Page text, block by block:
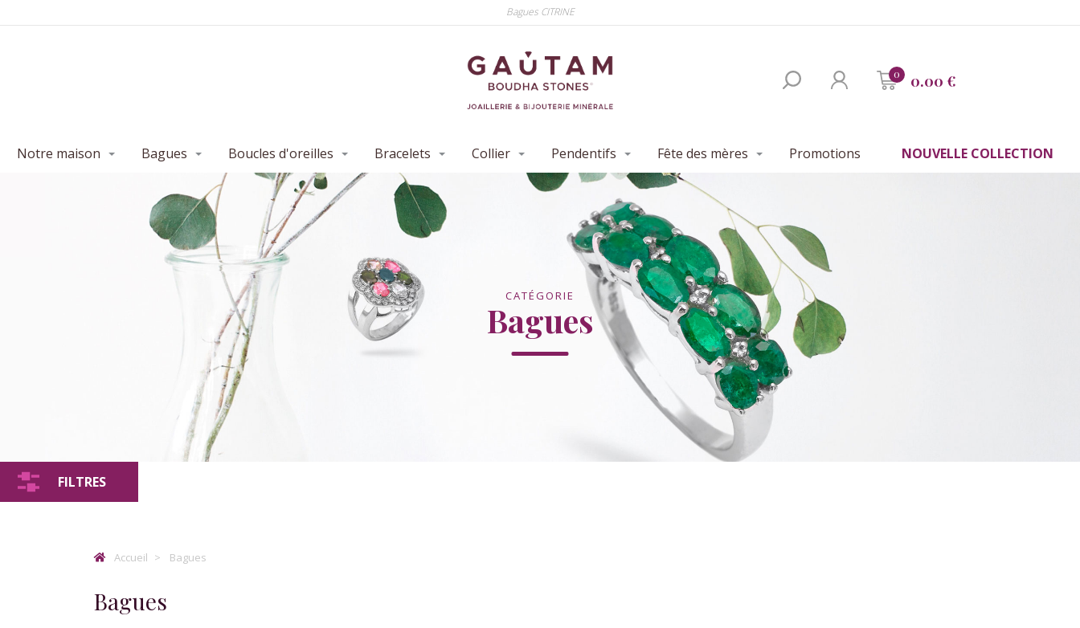
Bagues CITRINE
0 0.00 €
Notre maison Bagues Boucles d'oreilles Bracelets Collier Pendentifs Fête des mères Promotions NOUVELLE COLLECTION
CATÉGORIE
Bagues
Accueil Bagues
Bagues
FILTRES